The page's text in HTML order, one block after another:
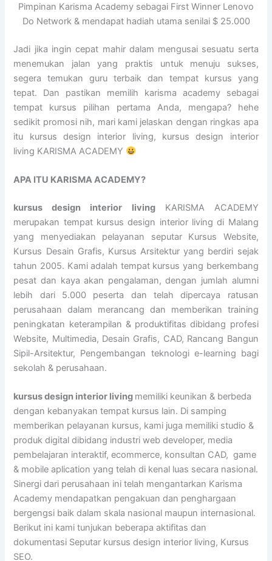
Pimpinan Karisma Academy sebagai First Winner Lenovo
Do Network & mendapat hadiah utama senilai $ 25.000
Jadi jika ingin cepat mahir dalam mengusai sesuatu serta
menemukan jalan yang praktis untuk menuju sukses,
segera temukan guru terbaik dan tempat kursus yang
tepat. Dan pastikan memilih karisma academy sebagai
tempat kursus pilihan pertama Anda, mengapa? hehe
sedikit promosi nih, mari kami jelaskan dengan ringkas apa
itu kursus design interior living, kursus design interior
living KARISMA ACADEMY
APA ITU KARISMA ACADEMY?
kursus design interior livingKARISMA ACADEMY
merupakan tempat kursus design interior living di Malang
yang menyediakan pelayanan seputar Kursus Website,
Kursus Desain Grafis, Kursus Arsitektur yang berdiri sejak
tahun 2005. Kami adalah tempat kursus yang berkembang
pesat dan kaya akan pengalaman, dengan jumlah alumni
lebih dari 5.000 peserta dan telah dipercaya ratusan
perusahaan dalam merancang dan memberikan training
peningkatan keterampilan & produktifitas dibidang profesi
Website, Multimedia, Desain Grafis, CAD, Rancang Bangun
Sipil-Arsitektur, Pengembangan teknologi e-learning bagi
sekolah & perusahaan.
kursus design interior living memiliki keunikan & berbeda
dengan kebanyakan tempat kursus lain. Di samping
memberikan pelayanan kursus, kami juga memiliki studio &
produk digital dibidang industri web developer, media
pembelajaran interaktif, ecommerce, konsultan CAD, game
& mobile aplication yang telah di kenal luas secara nasional.
Sinergi dari perusahaan ini telah mengantarkan Karisma
Academy mendapatkan pengakuan dan penghargaan
bergengsi baik dalam skala nasional maupun internasional.
Berikut ini kami tunjukan beberapa aktifitas dan
dokumentasi Seputar kursus design interior living, Kursus
SEO.